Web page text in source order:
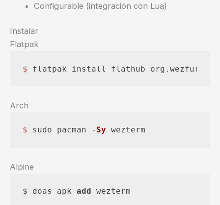
Configurable (integración con Lua)
Instalar
Flatpak
$ flatpak install flathub
Arch
$ sudo pacman - Sy wezterm
Alpine
$ doas apk add wezterm